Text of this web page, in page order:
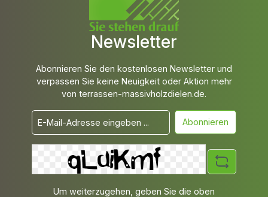
Newsletter
Abonnieren Sie den kostenlosen Newsletter und
verpassen Sie keine Neuigkeit oder Aktion mehr
von terrassen-massivholzdielen.de.
Abonnieren
Um weiterzugehen, geben Sie die oben